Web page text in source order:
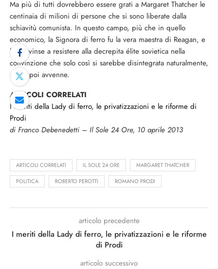
Ma più di tutti dovrebbero essere grati a Margaret Thatcher le
centinaia di milioni di persone che si sono liberate dalla
schiavitù comunista. In questo campo, più che in quello
economico, la Signora di ferro fu la vera maestra di Reagan, e
lo convinse a resistere alla decrepita élite sovietica nella
convinzione che solo così si sarebbe disintegrata naturalmente,
come poi avvenne.
ARTICOLI CORRELATI
I meriti della Lady di ferro, le privatizzazioni e le riforme di
Prodi
di Franco Debenedetti – Il Sole 24 Ore, 10 aprile 2013
ARTICOLI CORRELATI IL SOLE 24 ORE MARGARET THATCHER
POLITICA ROBERTO PEROTTI ROMANO PRODI
articolo precedente
I meriti della Lady di ferro, le privatizzazioni e le riforme
di Prodi
articolo successivo